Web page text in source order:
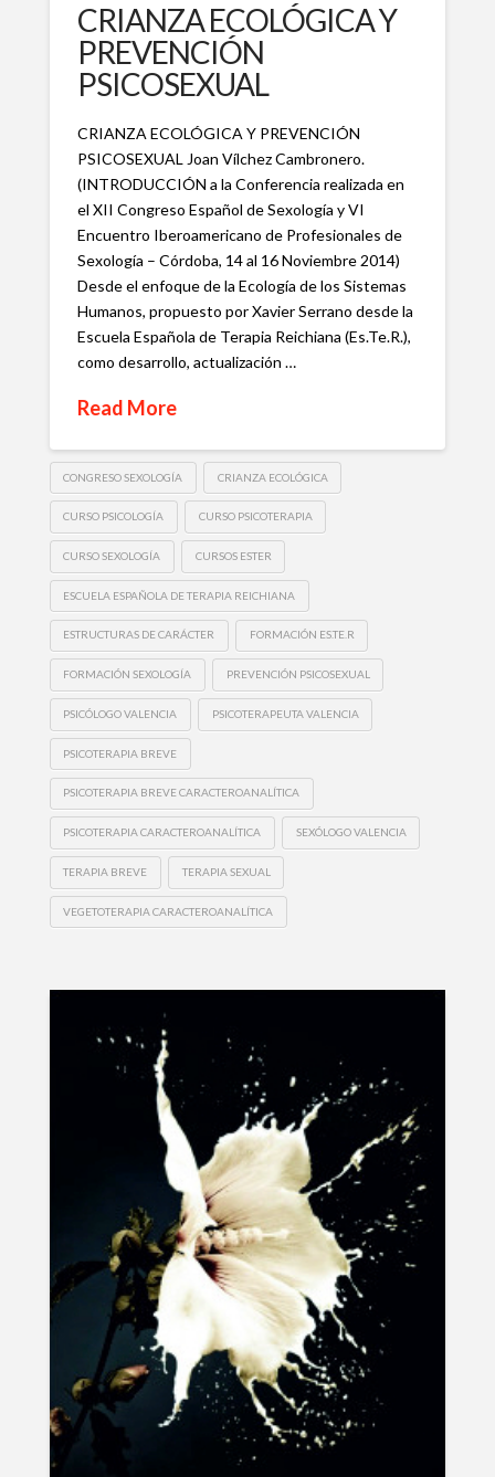
CRIANZA ECOLÓGICA Y
PREVENCIÓN
PSICOSEXUAL
CRIANZA ECOLÓGICA Y PREVENCIÓN
PSICOSEXUAL Joan Vílchez Cambronero.
(INTRODUCCIÓN a la Conferencia realizada en
el XII Congreso Español de Sexología y VI
Encuentro Iberoamericano de Profesionales de
Sexología – Córdoba, 14 al 16 Noviembre 2014)
Desde el enfoque de la Ecología de los Sistemas
Humanos, propuesto por Xavier Serrano desde la
Escuela Española de Terapia Reichiana (Es.Te.R.),
como desarrollo, actualización …
Read More
CONGRESO SEXOLOGÍA CRIANZA ECOLÓGICA
CURSO PSICOLOGÍA CURSO PSICOTERAPIA
CURSO SEXOLOGÍA CURSOS ESTER
ESCUELA ESPAÑOLA DE TERAPIA REICHIANA
ESTRUCTURAS DE CARÁCTER FORMACIÓN ES.TE.R
FORMACIÓN SEXOLOGÍA PREVENCIÓN PSICOSEXUAL
PSICÓLOGO VALENCIA PSICOTERAPEUTA VALENCIA
PSICOTERAPIA BREVE
PSICOTERAPIA BREVE CARACTEROANALÍTICA
PSICOTERAPIA CARACTEROANALÍTICA SEXÓLOGO VALENCIA
TERAPIA BREVE TERAPIA SEXUAL
VEGETOTERAPIA CARACTEROANALÍTICA